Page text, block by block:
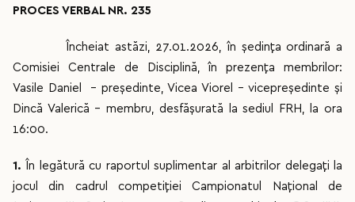
PROCES VERBAL NR. 235
Încheiat astăzi, 27.01.2026, în ședința ordinară a
Comisiei Centrale de Disciplină, în prezența membrilor:
Vasile Daniel - preşedinte, Vicea Viorel – vicepreşedinte și
Dincă Valerică - membru, desfășurată la sediul FRH, la ora
16:00.
1.
În legătură cu raportul suplimentar al arbitrilor delegați la
jocul din cadrul competiției Campionatul Național de